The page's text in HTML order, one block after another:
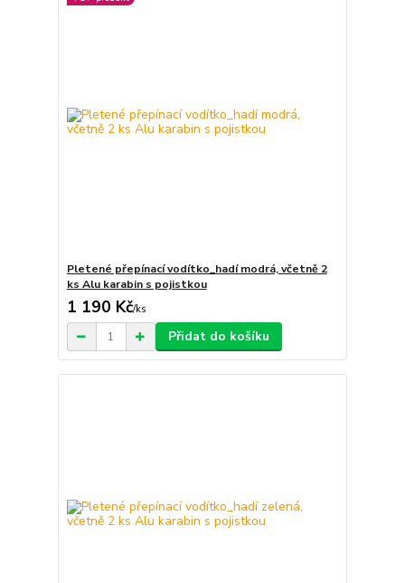
Pletené přepínací vodítko_hadí modrá, včetně 2
ks Alu karabin s pojistkou
1 190 Kč/ks
Přidat do košíku